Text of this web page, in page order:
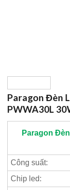
Paragon Đèn
PWWA30L
Paragon
Công suất:
Chip led: